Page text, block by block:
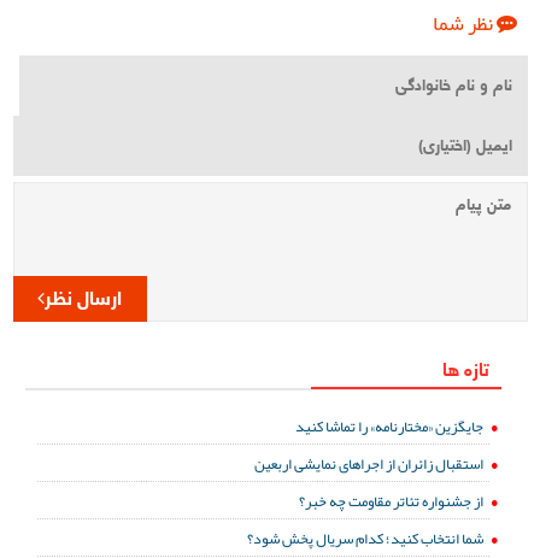
نظر شما
ارسال نظر
تازه ها
جایگزین «مختارنامه» را تماشا کنید
استقبال زائران از اجراهای نمایشی اربعین
از جشنواره تئاتر مقاومت چه خبر؟
شما انتخاب کنید؛ کدام سریال پخش شود؟